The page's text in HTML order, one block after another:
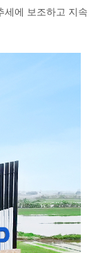
세에 보조하고 지속